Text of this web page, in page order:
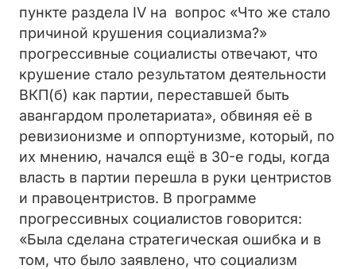
пункте раздела IV на вопрос «Что же стало
причиной крушения социализма?»
прогрессивные социалисты отвечают, что
крушение стало результатом деятельности
ВКП(б) как партии, переставшей быть
авангардом пролетариата», обвиняя её в
ревизионизме и оппортунизме, который, по
их мнению, начался ещё в 30-е годы, когда
власть в партии перешла в руки центристов
и правоцентристов. В программе
прогрессивных социалистов говорится:
«Была сделана стратегическая ошибка и в
том, что было заявлено, что социализм